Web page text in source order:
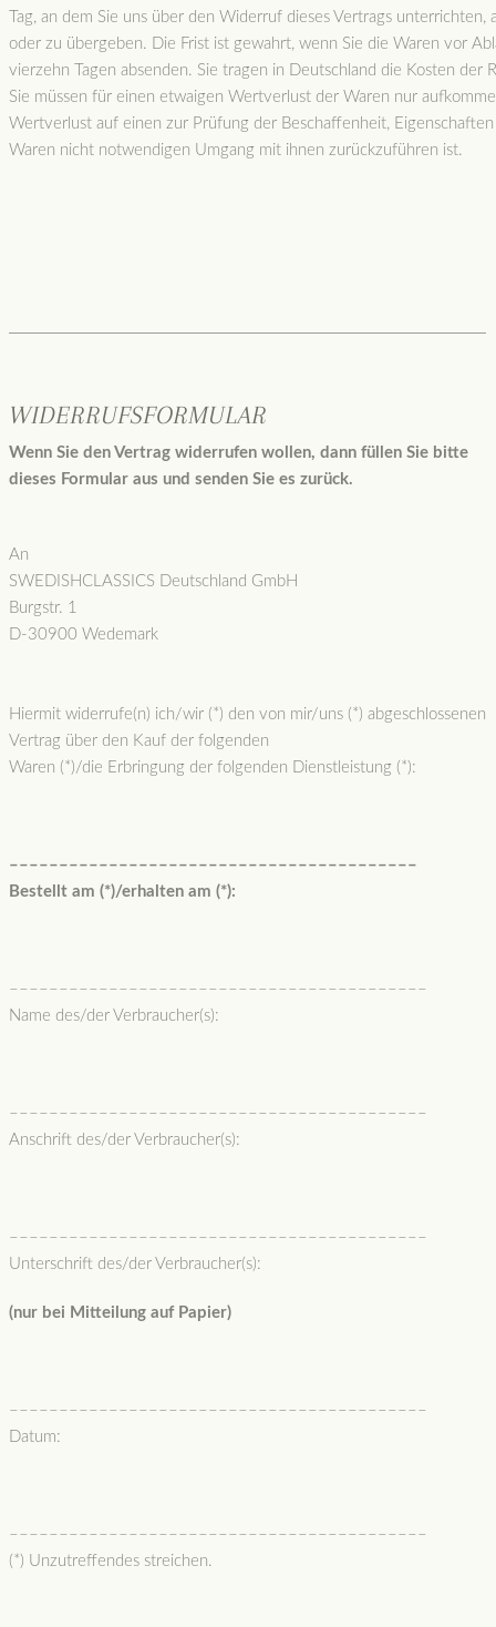
Tag, an dem Sie uns über den Widerruf dieses Vertrags unterrichten,
oder zu übergeben. Die Frist ist gewahrt, wenn Sie die Waren vor
vierzehn Tagen absenden. Sie tragen in Deutschland die Kosten der
Sie müssen für einen etwaigen Wertverlust der Waren nur
Wertverlust auf einen zur Prüfung der Beschaffenheit,
Waren nicht notwendigen Umgang mit ihnen zurückzuführen ist.
WIDERRUFSFORMULAR
Wenn Sie den Vertrag widerrufen wollen, dann füllen Sie bitte
dieses Formular aus und senden Sie es zurück.
An
SWEDISHCLASSICS Deutschland GmbH
Burgstr. 1
D-30900 Wedemark
Hiermit widerrufe(n) ich/wir (*) den von mir/uns (*) abgeschlossenen
Vertrag über den Kauf der folgenden
Waren (*)/die Erbringung der folgenden Dienstleistung (*):
–––––––––––––––––––––––––––––––––––––––––
Bestellt am (*)/erhalten am (*):
––––––––––––––––––––––––––––––––––––––––––
Name des/der Verbraucher(s):
––––––––––––––––––––––––––––––––––––––––––
Anschrift des/der Verbraucher(s):
––––––––––––––––––––––––––––––––––––––––––
Unterschrift des/der Verbraucher(s):
(nur bei Mitteilung auf Papier)
––––––––––––––––––––––––––––––––––––––––––
Datum:
––––––––––––––––––––––––––––––––––––––––––
(*) Unzutreffendes streichen.